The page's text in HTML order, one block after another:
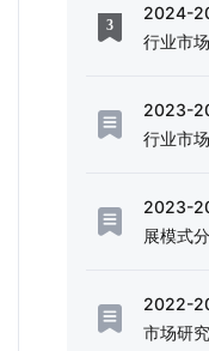
2024-
行业市
2023-
行业市
2023-
展模式
2022-
市场研